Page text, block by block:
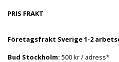
PRIS FRAKT
Företagsfrakt Sverige 1-2
Bud Stockholm: 500 kr / adress*